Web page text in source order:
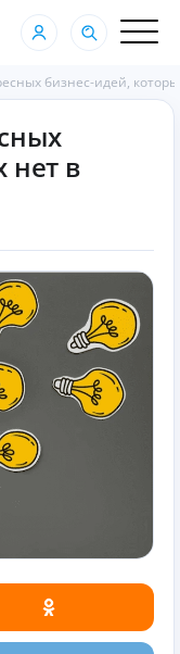
бизнес-идей,
нет в